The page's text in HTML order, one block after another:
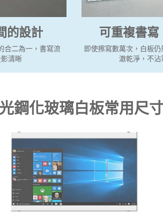
的設計
合二為一，書寫流
清晰
可重複書寫
即使擦寫數萬次，白板
澈乾淨，不沾
鋼化玻璃白板常用尺